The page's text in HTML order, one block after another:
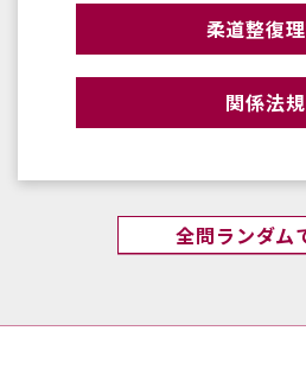
柔道整復
関係法規
全問ランダム